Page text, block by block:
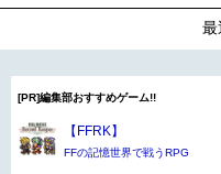
最
[PR]編集部おすすめゲーム!!
【FFRK】
FFの記憶世界で戦うRPG